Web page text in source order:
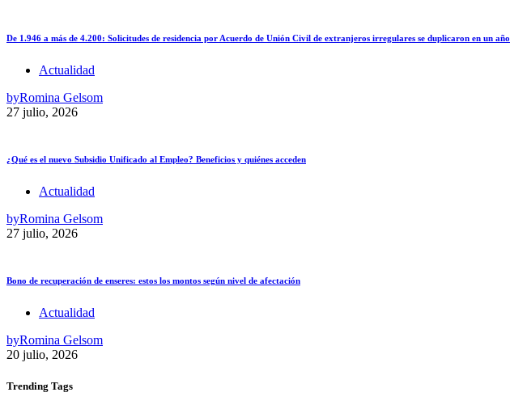
De 1.946 a más de 4.200: Solicitudes de residencia por Acuerdo de Unión Civil de extranjeros irregulares se duplicaron en un año
Actualidad
byRomina Gelsom
27 julio, 2026
¿Qué es el nuevo Subsidio Unificado al Empleo? Beneficios y quiénes acceden
Actualidad
byRomina Gelsom
27 julio, 2026
Bono de recuperación de enseres: estos los montos según nivel de afectación
Actualidad
byRomina Gelsom
20 julio, 2026
Trending Tags